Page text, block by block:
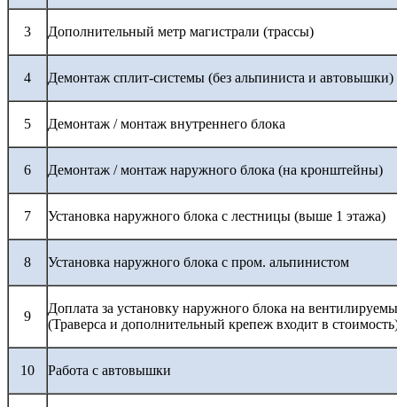
3 Дополнительный метр магистрали (трассы)
4 Демонтаж сплит-системы (без альпиниста и автовышки)
5 Демонтаж / монтаж внутреннего блока
6 Демонтаж / монтаж наружного блока (на кронштейны)
7 Установка наружного блока с лестницы (выше 1 этажа)
8 Установка наружного блока с пром. альпинистом
9
Доплата за установку наружного блока на
(Траверса и дополнительный крепеж входит в
10 Работа с автовышки